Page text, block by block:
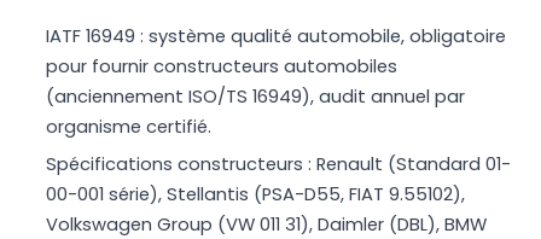
IATF 16949 : système qualité automobile, obligatoire
pour fournir constructeurs automobiles
(anciennement ISO/TS 16949), audit annuel par
organisme certifié.
Spécifications constructeurs : Renault (Standard 01-
00-001 série), Stellantis (PSA-D55, FIAT 9.55102),
Volkswagen Group (VW 011 31), Daimler (DBL), BMW